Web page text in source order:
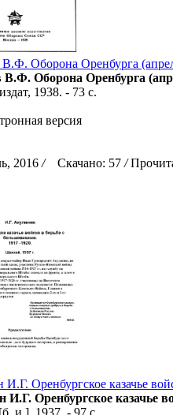
Оборона Оренбурга
В.Ф. Оборона Оренбурга
1938. - 73 с.
версия
2016 /Скачано: 57 /
Оренбургское казачье
И.Г. Оренбургское казачье
и.], 1937. - 97 с.